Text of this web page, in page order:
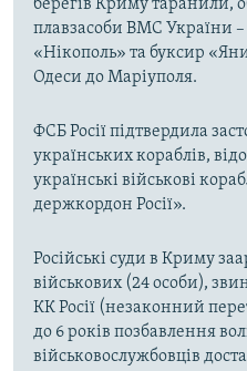
берегів Криму таранили,
плавзасоби ВМС України –
«Нікополь» та буксир
Одеси до Маріуполя.
ФСБ Росії підтвердила
українських кораблів,
українські військові
держкордон Росії».
Російські суди в Криму
військових (24 особи),
КК Росії (незаконний
до 6 років позбавлення
військовослужбовців